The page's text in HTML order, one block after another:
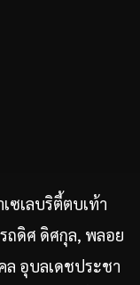
ซเลบริตี้ตบเท้า
ถดิศ ดิศกุล, พลอย
ล อุบลเดชประชา